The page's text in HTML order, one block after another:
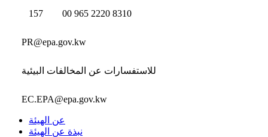
157 00 965 2220 8310
PR@epa.gov.kw
للاستفسارات عن المخالفات البيئية
EC.EPA@epa.gov.kw
عن الهيئة
نبذة عن الهيئة